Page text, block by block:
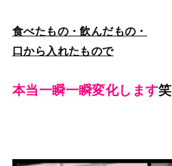
食べたもの・飲んだもの・
口から入れたもので
本当一瞬一瞬変化します笑